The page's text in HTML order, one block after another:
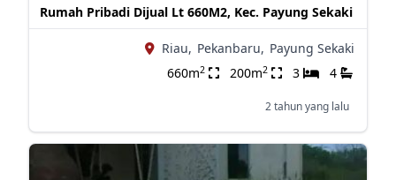
Rumah Pribadi Dijual Lt 660M2, Kec. Payung Sekaki
Riau, Pekanbaru, Payung Sekaki
660m2 200m2 3 4
2 tahun yang lalu